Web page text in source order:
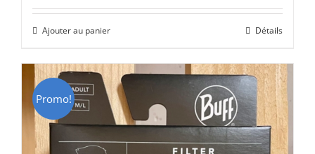
initial
était :
CHF 15.00.
actuel
CHF 9.00.
Ajouter au panier Détails
Promo!